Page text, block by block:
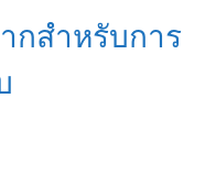
กสำหรับการ